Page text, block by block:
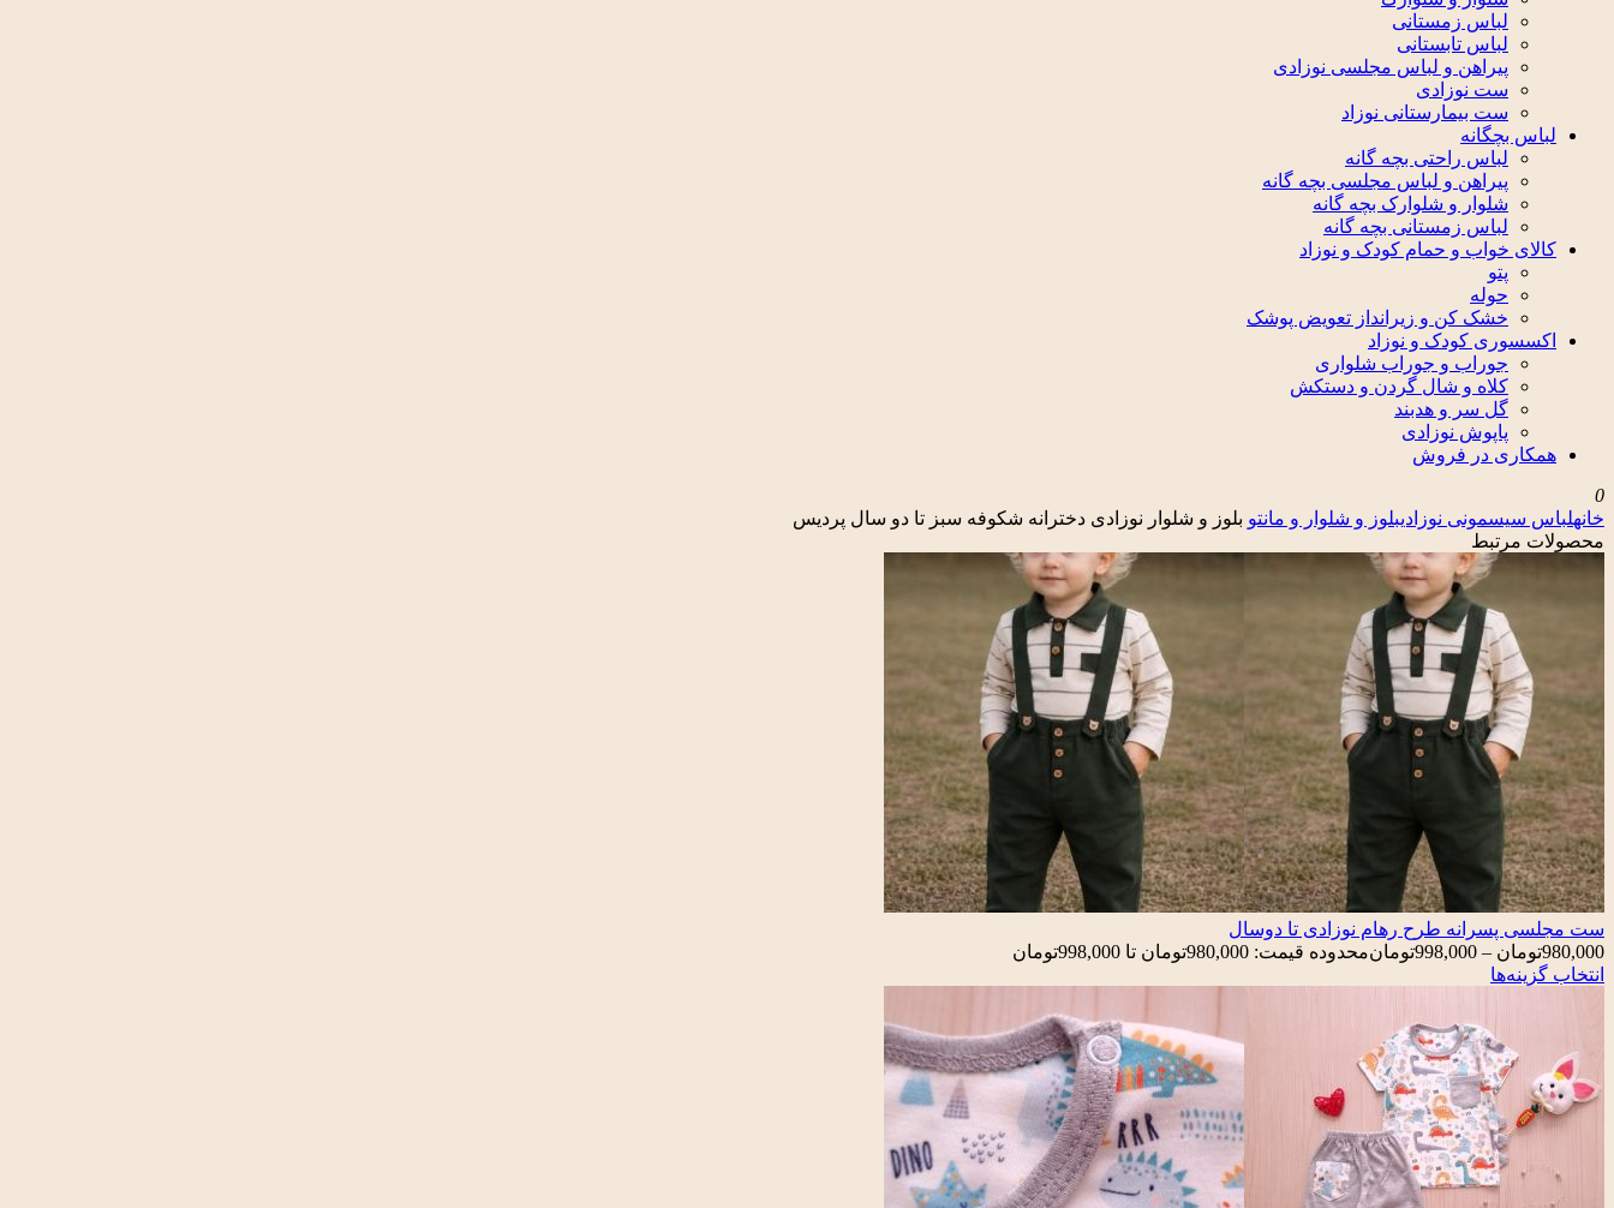
لباس زمستانی
لباس تابستانی
پیراهن و لباس مجلسی نوزادی
ست نوزادی
ست بیمارستانی نوزاد
لباس بچگانه
لباس راحتی بچه گانه
پیراهن و لباس مجلسی بچه گانه
شلوار و شلوارک بچه گانه
لباس زمستانی بچه گانه
کالای خواب و حمام کودک و نوزاد
پتو
حوله
خشک کن و زیرانداز تعویض پوشک
اکسسوری کودک و نوزاد
جوراب و جوراب شلواری
کلاه و شال گردن و دستکش
گل سر و هدبند
پاپوش نوزادی
همکاری در فروش
0
خانهلباس سیسمونی نوزادیبلوز و شلوار و مانتو بلوز و شلوار نوزادی دخترانه شکوفه سبز تا دو سال پردیس
محصولات مرتبط
ست مجلسی پسرانه طرح رهام نوزادی تا دوسال
980,000تومان –
998,000تومانمحدوده قیمت: 980,000تومان تا 998,000تومان
انتخاب گزینه‌ها